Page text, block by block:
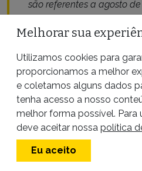
são referentes a agosto de
ENTRE EM
Bruno
Melhorar sua
Utilizamos cookies para
proporcionamos a melhor
e coletamos alguns dados
tenha acesso a nosso
melhor forma possível. Para
deve aceitar nossa política
Eu aceito